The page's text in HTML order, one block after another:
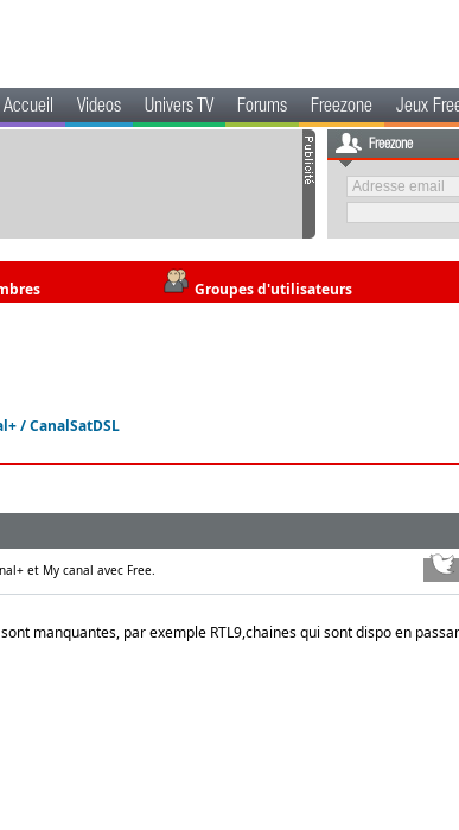
Accueil Videos Univers TV Forums Freezone Jeux
Freezone
Groupes d'utilisateurs
/ CanalSatDSL
et My canal avec Free.
manquantes, par exemple RTL9,chaines qui sont dispo en